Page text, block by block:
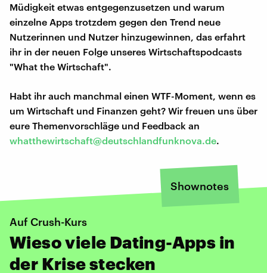
Müdigkeit etwas entgegenzusetzen und warum
einzelne Apps trotzdem gegen den Trend neue
Nutzerinnen und Nutzer hinzugewinnen, das erfahrt
ihr in der neuen Folge unseres Wirtschaftspodcasts
"What the Wirtschaft".
Habt ihr auch manchmal einen WTF-Moment, wenn es
um Wirtschaft und Finanzen geht? Wir freuen uns über
eure Themenvorschläge und Feedback an
whatthewirtschaft@deutschlandfunknova.de.
Shownotes
Auf Crush-Kurs
Wieso viele Dating-Apps in
der Krise stecken